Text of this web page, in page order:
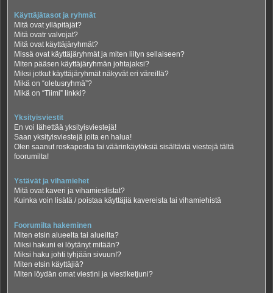
Käyttäjätasot ja ryhmät
Mitä ovat ylläpitäjät?
Mitä ovatr valvojat?
Mitä ovat käyttäjäryhmät?
Missä ovat käyttäjäryhmät ja miten liityn sellaiseen?
Miten pääsen käyttäjäryhmän johtajaksi?
Miksi jotkut käyttäjäryhmät näkyvät eri väreillä?
Mikä on “oletusryhmä”?
Mikä on “Tiimi” linkki?
Yksityisviestit
En voi lähettää yksityisviestejä!
Saan yksityisviestejä joita en halua!
Olen saanut roskapostia tai väärinkäytöksiä sisältäviä viestejä tältä
foorumilta!
Ystävät ja vihamiehet
Mitä ovat kaveri ja vihamieslistat?
Kuinka voin lisätä / poistaa käyttäjiä kavereista tai vihamiehistä
Foorumilta hakeminen
Miten etsin alueelta tai alueilta?
Miksi hakuni ei löytänyt mitään?
Miksi haku johti tyhjään sivuun!?
Miten etsin käyttäjiä?
Miten löydän omat viestini ja viestiketjuni?